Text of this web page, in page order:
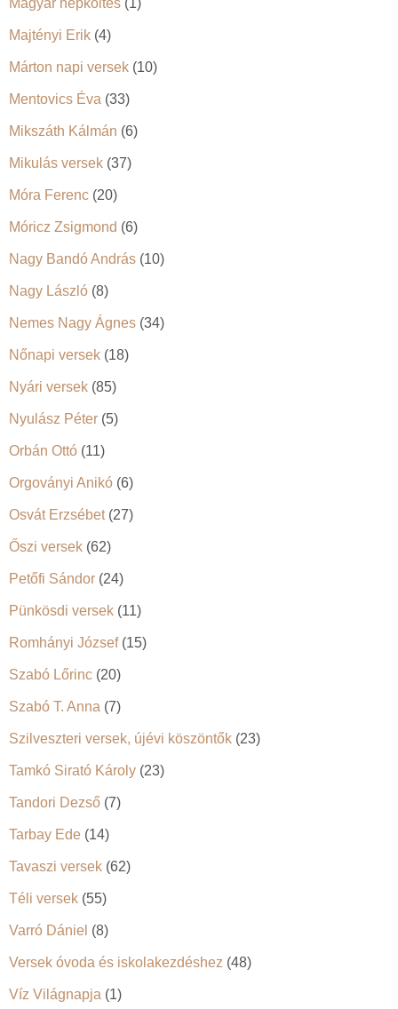
Majtényi Erik (4)
Márton napi versek (10)
Mentovics Éva (33)
Mikszáth Kálmán (6)
Mikulás versek (37)
Móra Ferenc (20)
Móricz Zsigmond (6)
Nagy Bandó András (10)
Nagy László (8)
Nemes Nagy Ágnes (34)
Nőnapi versek (18)
Nyári versek (85)
Nyulász Péter (5)
Orbán Ottó (11)
Orgoványi Anikó (6)
Osvát Erzsébet(27)
Őszi versek (62)
Petőfi Sándor (24)
Pünkösdi versek (11)
Romhányi József(15)
Szabó Lőrinc (20)
Szabó T. Anna (7)
Szilveszteri versek, újévi köszöntők (23)
Tamkó Sirató Károly (23)
Tandori Dezső (7)
Tarbay Ede (14)
Tavaszi versek (62)
Téli versek (55)
Varró Dániel (8)
Versek óvoda és iskolakezdéshez (48)
Víz Világnapja (1)